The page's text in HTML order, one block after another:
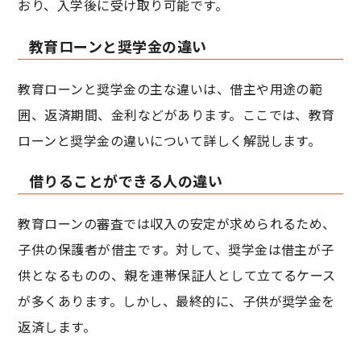
おり、入学後に受け取り可能です。
教育ローンと奨学金の違い
教育ローンと奨学金の主な違いは、借主や用途の範
囲、返済期間、金利などがあります。ここでは、教育
ローンと奨学金の違いについて詳しく解説します。
借りることができる人の違い
教育ローンの審査では収入の安定が求められるため、
子供の保護者が借主です。対して、奨学金は借主が子
供となるものの、親を連帯保証人として立てるケース
が多くあります。しかし、最終的に、子供が奨学金を
返済します。